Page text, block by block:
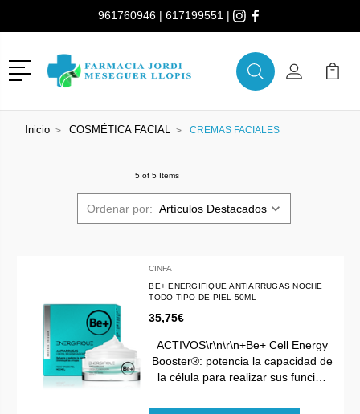
961760946 | 617199551 |
Menú
BuscarMi Cuenta
Mi
Inicio COSMÉTICA FACIAL CREMAS FACIALES
5 of 5 Items
Ordenar por:
CINFA
BE+ ENERGIFIQUE ANTIARRUGAS NOCHE
TODO TIPO DE PIEL 50ML
35,75€
ACTIVOS\r\n\r\n+Be+ Cell Energy
Booster®: potencia la capacidad de
la célula para realizar sus funci…